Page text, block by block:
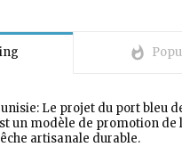
whatshot
Le projet du port bleu
un modèle de promotion de
artisanale durable.